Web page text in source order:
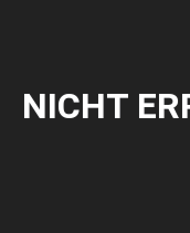
NICHT